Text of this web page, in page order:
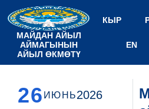
МАЙДАН АЙЫЛ
АЙМАГЫНЫН
АЙЫЛ ӨКМӨТҮ
КЫР
EN
26 ИЮНЬ2026